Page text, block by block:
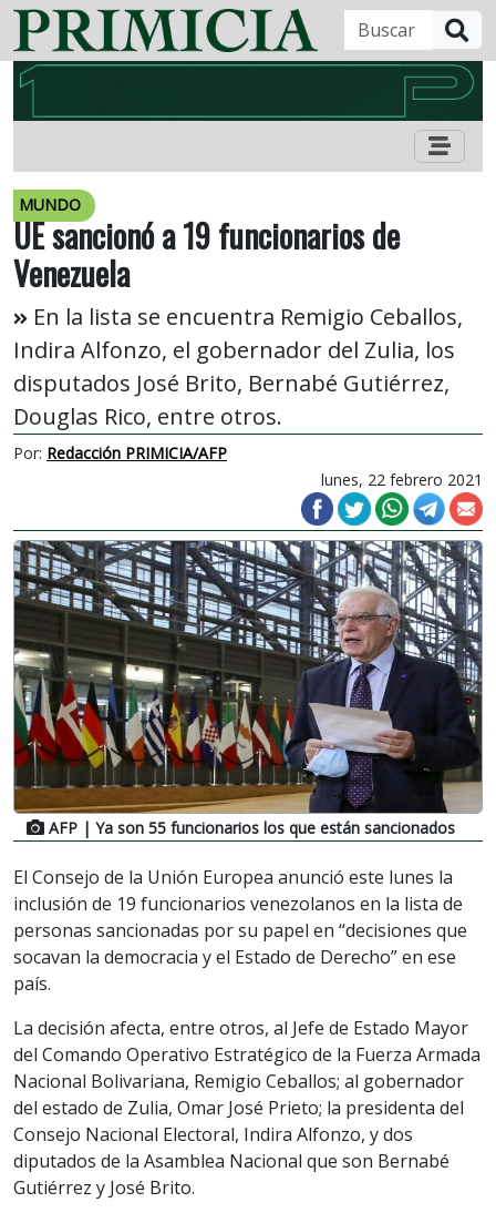
MUNDO
UE sancionó a 19 funcionarios de
Venezuela
En la lista se encuentra Remigio Ceballos,
Indira Alfonzo, el gobernador del Zulia, los
disputados José Brito, Bernabé Gutiérrez,
Douglas Rico, entre otros.
Por: Redacción PRIMICIA/AFP
lunes, 22 febrero 2021
AFP | Ya son 55 funcionarios los que están sancionados
El Consejo de la Unión Europea anunció este lunes la
inclusión de 19 funcionarios venezolanos en la lista de
personas sancionadas por su papel en “decisiones que
socavan la democracia y el Estado de Derecho” en ese
país.
La decisión afecta, entre otros, al Jefe de Estado Mayor
del Comando Operativo Estratégico de la Fuerza Armada
Nacional Bolivariana, Remigio Ceballos; al gobernador
del estado de Zulia, Omar José Prieto; la presidenta del
Consejo Nacional Electoral, Indira Alfonzo, y dos
diputados de la Asamblea Nacional que son Bernabé
Gutiérrez y José Brito.